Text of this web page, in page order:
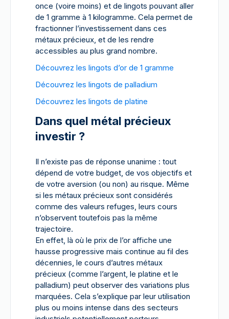
once (voire moins) et de lingots pouvant aller
de 1 gramme à 1 kilogramme. Cela permet de
fractionner l’investissement dans ces
métaux précieux, et de les rendre
accessibles au plus grand nombre.
Découvrez les lingots d’or de 1 gramme
Découvrez les lingots de palladium
Découvrez les lingots de platine
Dans quel métal précieux
investir ?
Il n’existe pas de réponse unanime : tout
dépend de votre budget, de vos objectifs et
de votre aversion (ou non) au risque. Même
si les métaux précieux sont considérés
comme des valeurs refuges, leurs cours
n’observent toutefois pas la même
trajectoire.
En effet, là où le prix de l’or affiche une
hausse progressive mais continue au fil des
décennies, le cours d’autres métaux
précieux (comme l’argent, le platine et le
palladium) peut observer des variations plus
marquées. Cela s’explique par leur utilisation
plus ou moins intense dans des secteurs